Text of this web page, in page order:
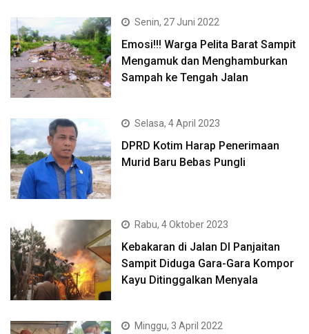
Senin, 27 Juni 2022
Emosi!!! Warga Pelita Barat Sampit
Mengamuk dan Menghamburkan
Sampah ke Tengah Jalan
Selasa, 4 April 2023
DPRD Kotim Harap Penerimaan
Murid Baru Bebas Pungli
Rabu, 4 Oktober 2023
Kebakaran di Jalan DI Panjaitan
Sampit Diduga Gara-Gara Kompor
Kayu Ditinggalkan Menyala
Minggu, 3 April 2022